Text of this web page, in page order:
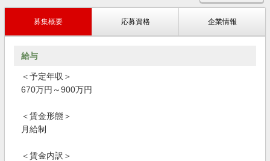
募集概要 応募資格 企業情報
給与
＜予定年収＞
670万円～900万円
＜賃金形態＞
月給制
＜賃金内訳＞